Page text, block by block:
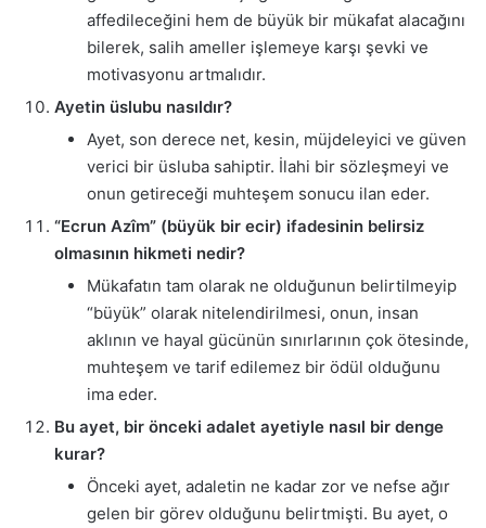
affedileceğini hem de büyük bir mükafat alacağını
bilerek, salih ameller işlemeye karşı şevki ve
motivasyonu artmalıdır.
Ayetin üslubu nasıldır?
Ayet, son derece net, kesin, müjdeleyici ve güven
verici bir üsluba sahiptir. İlahi bir sözleşmeyi ve
onun getireceği muhteşem sonucu ilan eder.
“Ecrun Azîm” (büyük bir ecir) ifadesinin belirsiz
olmasının hikmeti nedir?
Mükafatın tam olarak ne olduğunun belirtilmeyip
“büyük” olarak nitelendirilmesi, onun, insan
aklının ve hayal gücünün sınırlarının çok ötesinde,
muhteşem ve tarif edilemez bir ödül olduğunu
ima eder.
Bu ayet, bir önceki adalet ayetiyle nasıl bir denge
kurar?
Önceki ayet, adaletin ne kadar zor ve nefse ağır
gelen bir görev olduğunu belirtmişti. Bu ayet, o